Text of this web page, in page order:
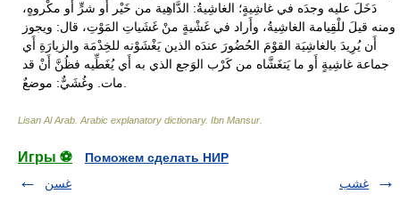
دَخَلَ عليه وجدَه في غاشِيةٍ؛ الغاشِيةُ: الدَّاهِية من خَيْر أَو شرٍّ أَو مكْروهٍ،
ومنه قيلَ للْقِيامة الغاشِيةُ، وأَراد في غَشْيةٍ منْ غَشَياتِ المَوْتِ، قال: ويجوز
أَن يُرِيدَ بالغاشِيَة القوْمَ الحُضُورَ عندَه الذين يَغْشَوْنه للخِدْمَة والزيارَةِ أَي
جماعة غاشِيةٍ أَو ما يَتغَشَّاه من كَرْب الوَجع الذي به أَي يُغَطِّيه فظُنَّ أَنْ قد
Lisan Al Arab. Arabic explanatory dictionary. Ibn Mansur
Игры ⚽
Поможем сделать НИР
غسن
غشب